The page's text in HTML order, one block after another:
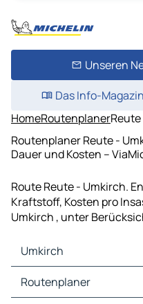
Unseren
Das Info-
HomeRoutenplaner
Routenplaner Reute -
Dauer und Kosten –
Route Reute - Umkirch.
Kraftstoff, Kosten pro
Umkirch , unter
Umkirch
Umkirch Karten Stadtplan
Umkirch Verkehr
Routenplaner